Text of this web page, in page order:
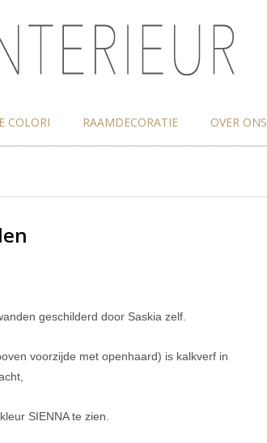
COLORI RAAMDECORATIE OVER ONS
geschilderd door Saskia zelf.
voorzijde met openhaard) is kalkverf in
SIENNA te zien.